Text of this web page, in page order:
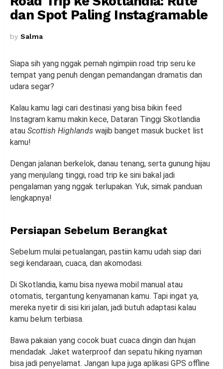
dan Spot Paling Instagramable
by Salma
Siapa sih yang nggak pernah ngimpiin road trip seru ke
tempat yang penuh dengan pemandangan dramatis dan
udara segar?
Kalau kamu lagi cari destinasi yang bisa bikin feed
Instagram kamu makin kece, Dataran Tinggi Skotlandia
atau Scottish Highlands wajib banget masuk bucket list
kamu!
Dengan jalanan berkelok, danau tenang, serta gunung hijau
yang menjulang tinggi, road trip ke sini bakal jadi
pengalaman yang nggak terlupakan. Yuk, simak panduan
lengkapnya!
Persiapan Sebelum Berangkat
Sebelum mulai petualangan, pastiin kamu udah siap dari
segi kendaraan, cuaca, dan akomodasi.
Di Skotlandia, kamu bisa nyewa mobil manual atau
otomatis, tergantung kenyamanan kamu. Tapi ingat ya,
mereka nyetir di sisi kiri jalan, jadi butuh adaptasi kalau
kamu belum terbiasa.
Bawa pakaian yang cocok buat cuaca dingin dan hujan
mendadak. Jaket waterproof dan sepatu hiking nyaman
bisa jadi penyelamat. Jangan lupa juga aplikasi GPS offline